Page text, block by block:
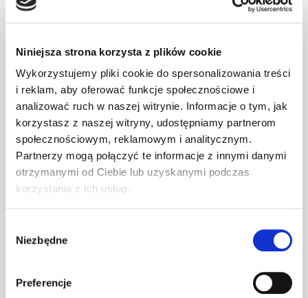
Niniejsza strona korzysta z plików cookie
Wykorzystujemy pliki cookie do spersonalizowania treści
i reklam, aby oferować funkcje społecznościowe i
analizować ruch w naszej witrynie. Informacje o tym, jak
korzystasz z naszej witryny, udostępniamy partnerom
społecznościowym, reklamowym i analitycznym.
Partnerzy mogą połączyć te informacje z innymi danymi
otrzymanymi od Ciebie lub uzyskanymi podczas
korzystania z ich usług.
zgody
Niezbędne
Preferencje
laminowanej oraz solidnego
, co
użytkowanie. Krawędzie zabezpieczone okleiną
ABS zwiększają odporność na uszkodzenia, a
stabilne nóżki gwarantują pewne ustawienie
mebla. Szklana półka dodaje elegancji, a
jednocześnie pozwala zachować lekkość
wizualną, dzięki czemu elegancki stolik kawowy
sprawdzi się zarówno w dużych, jak i mniejszych
salonach. Jeśli zależy Ci na połączeniu designu,
do codziennego użytkowania i eleganckiej